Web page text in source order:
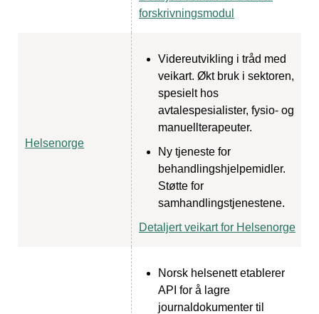
forskrivningsmodul
Helsenorge
Videreutvikling i tråd med
veikart. Økt bruk i sektoren,
spesielt hos
avtalespesialister, fysio- og
manuellterapeuter.
Ny tjeneste for
behandlingshjelpemidler.
Støtte for
samhandlingstjenestene.
Detaljert veikart for Helsenorge
Norsk helsenett etablerer
API for å lagre
journaldokumenter til